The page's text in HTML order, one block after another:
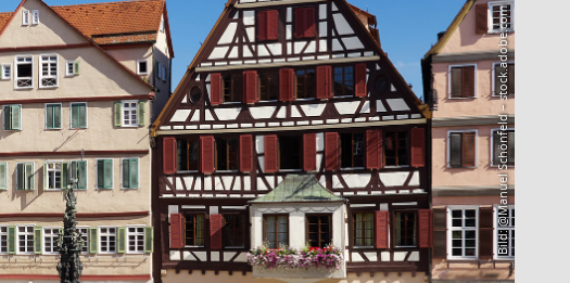
Bild: @Manuel Schönfeld – stock.adobe.com